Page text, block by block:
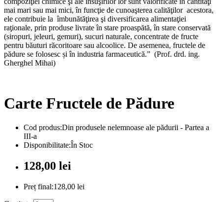
mai mari sau mai mici, în funcţie de cunoaşterea calităţilor acestora,
ele contribuie la îmbunătăţirea şi diversificarea alimentaţiei
raţionale, prin produse livrate în stare proaspătă, în stare conservată
(siropuri, jeleuri, gemuri), sucuri naturale, concentrate de fructe
pentru băuturi răcoritoare sau alcoolice. De asemenea, fructele de
pădure se folosesc și în industria farmaceutică.” (Prof. drd. ing.
Gherghel Mihai)
Carte Fructele de Pădure
Cod produs:Din produsele nelemnoase ale pădurii - Partea a
III-a
Disponibilitate:În Stoc
128,00 lei
Preț final:128,00 lei